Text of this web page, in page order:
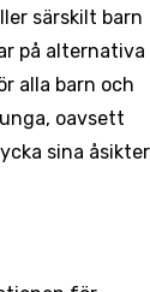
särskilt barn
på alternativa
alla barn och
oavsett
sina åsikter